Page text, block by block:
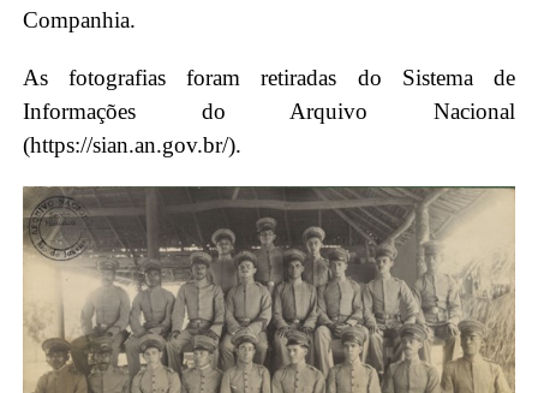
Companhia.
As fotografias foram retiradas do Sistema de
Informações do Arquivo Nacional
(https://sian.an.gov.br/).